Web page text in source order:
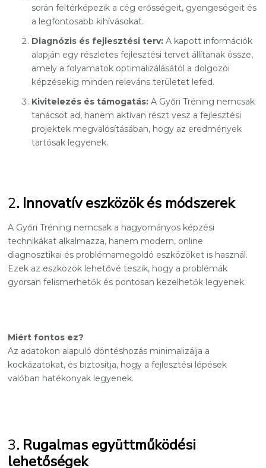
során feltérképezik a cég erősségeit, gyengeségeit és
a legfontosabb kihívásokat.
Diagnózis és fejlesztési terv: A kapott információk
alapján egy részletes fejlesztési tervet állítanak össze,
amely a folyamatok optimalizálásától a dolgozói
képzésekig minden releváns területet lefed.
Kivitelezés és támogatás: A Győri Tréning nemcsak
tanácsot ad, hanem aktívan részt vesz a fejlesztési
projektek megvalósításában, hogy az eredmények
tartósak legyenek.
2. Innovatív eszközök és módszerek
A Győri Tréning nemcsak a hagyományos képzési
technikákat alkalmazza, hanem modern, online
diagnosztikai és problémamegoldó eszközöket is használ.
Ezek az eszközök lehetővé teszik, hogy a problémák
gyorsan felismerhetők és pontosan kezelhetők legyenek.
Miért fontos ez?
Az adatokon alapuló döntéshozás minimalizálja a
kockázatokat, és biztosítja, hogy a fejlesztési lépések
valóban hatékonyak legyenek.
3. Rugalmas együttműködési
lehetőségek